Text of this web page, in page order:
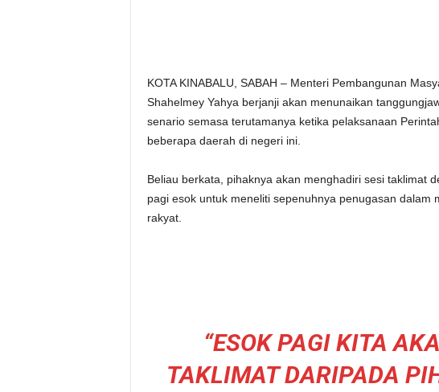
KOTA KINABALU, SABAH – Menteri Pembangunan
Shahelmey Yahya berjanji akan menunaikan
senario semasa terutamanya ketika pelaksanaan
beberapa daerah di negeri ini.
Beliau berkata, pihaknya akan menghadiri sesi taklimat
pagi esok untuk meneliti sepenuhnya penugasan dalam
rakyat.
“ESOK PAGI KITA
TAKLIMAT DARIPADA